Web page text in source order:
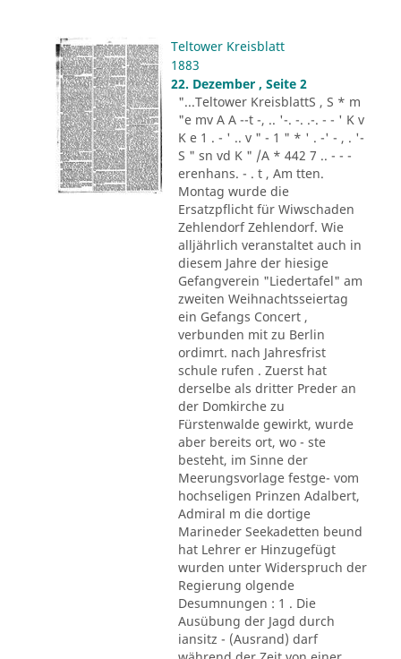
Teltower Kreisblatt
1883
22. Dezember , Seite 2
"...Teltower KreisblattS , S * m
"e mv A A --t -, .. '-. -. .-. - - ' K v
K e 1 . - ' .. v " - 1 " * ' . -' - , . '-
S " sn vd K " /A * 442 7 .. - - -
erenhans. - . t , Am tten.
Montag wurde die
Ersatzpflicht für Wiwschaden
Zehlendorf Zehlendorf. Wie
alljährlich veranstaltet auch in
diesem Jahre der hiesige
Gefangverein "Liedertafel" am
zweiten Weihnachtsseiertag
ein Gefangs Concert ,
verbunden mit zu Berlin
ordimrt. nach Jahresfrist
schule rufen . Zuerst hat
derselbe als dritter Preder an
der Domkirche zu
Fürstenwalde gewirkt, wurde
aber bereits ort, wo - ste
besteht, im Sinne der
Meerungsvorlage festge- vom
hochseligen Prinzen Adalbert,
Admiral m die dortige
Marineder Seekadetten beund
hat Lehrer er Hinzugefügt
wurden unter Widerspruch der
Regierung olgende
Desumnungen : 1 . Die
Ausübung der Jagd durch
iansitz - (Ausrand) darf